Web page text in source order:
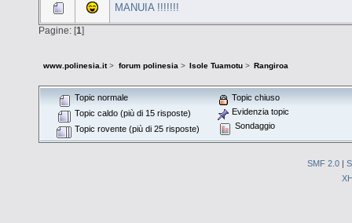
MANUIA !!!!!!!
Pagine: [1]
www.polinesia.it> forum polinesia > Isole Tuamotu> Rangiroa
Topic normale
Topic caldo (più di 15 risposte)
Topic rovente (più di 25 risposte)
Topic chiuso
Evidenzia topic
Sondaggio
SMF 2.0 |